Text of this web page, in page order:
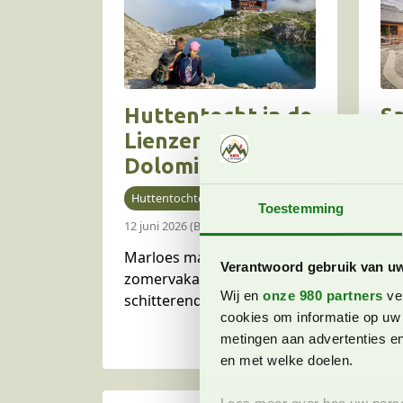
Toestemming
Verantwoord gebruik van
Wij en onze 980 partners
cookies om informatie op
metingen aan advertenties
en met welke doelen.
Huttentocht in de
Lienzer
Dolomieten
Huttentochten
12 juni 2026 (Bijgewerkt)
Marloes maakte in de
zomervakantie een
schitterende huttentocht
door de Lienzer
Dolomieten. Een prachtige,
afwisselende 2-daagse
tocht die langs prachtige